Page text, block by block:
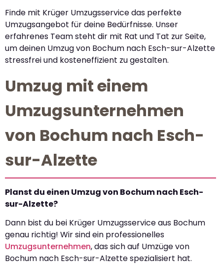
Finde mit Krüger Umzugsservice das perfekte
Umzugsangebot für deine Bedürfnisse. Unser
erfahrenes Team steht dir mit Rat und Tat zur Seite,
um deinen Umzug von Bochum nach Esch-sur-Alzette
stressfrei und kosteneffizient zu gestalten.
Umzug mit einem
Umzugsunternehmen
von Bochum nach Esch-
sur-Alzette
Planst du einen Umzug von Bochum nach Esch-
sur-Alzette?
Dann bist du bei Krüger Umzugsservice aus Bochum
genau richtig! Wir sind ein professionelles
Umzugsunternehmen, das sich auf Umzüge von
Bochum nach Esch-sur-Alzette spezialisiert hat.